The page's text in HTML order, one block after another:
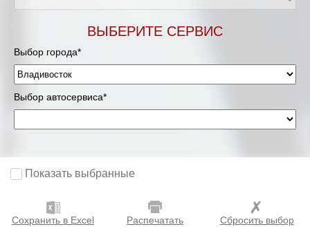
ВЫБЕРИТЕ СЕРВИС
Выбор города*
Выбор автосервиса*
Показать выбранные
Сохранить в Excel Распечатать Сбросить выбор